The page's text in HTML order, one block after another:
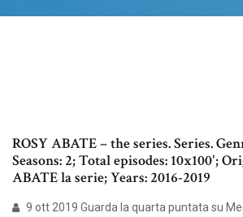
ROSY ABATE – the series. Series.
Seasons: 2; Total episodes: 10x100';
ABATE la serie; Years: 2016-2019
9 ott 2019 Guarda la quarta puntata su